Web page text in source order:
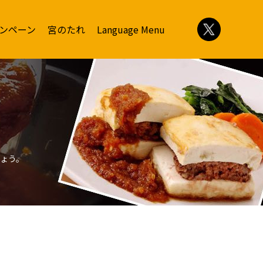
ペーン 宮のたれ Language Menu
う。